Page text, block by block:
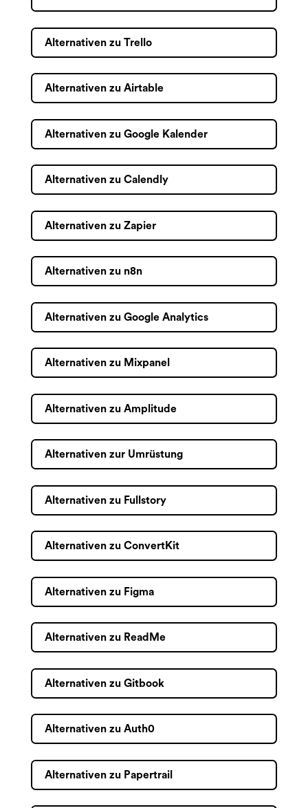
Alternativen zu Trello
Alternativen zu Airtable
Alternativen zu Google Kalender
Alternativen zu Calendly
Alternativen zu Zapier
Alternativen zu n8n
Alternativen zu Google Analytics
Alternativen zu Mixpanel
Alternativen zu Amplitude
Alternativen zur Umrüstung
Alternativen zu Fullstory
Alternativen zu ConvertKit
Alternativen zu Figma
Alternativen zu ReadMe
Alternativen zu Gitbook
Alternativen zu Auth0
Alternativen zu Papertrail